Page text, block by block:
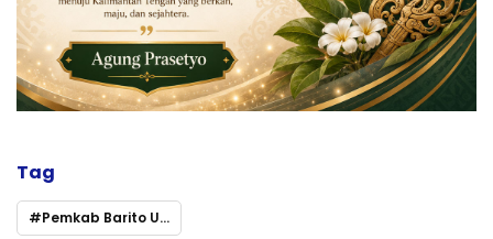
Tag
Pemkab Barito Utara